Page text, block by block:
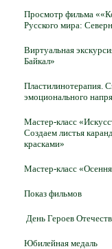
Просмотр фильма
Русского мира:
Виртуальная
Байкал»
Пластилинотерапия.
эмоционального
Мастер-класс
Создаем листья
красками»
Мастер-класс
Показ фильмов
День Героев
Юбилейная медаль